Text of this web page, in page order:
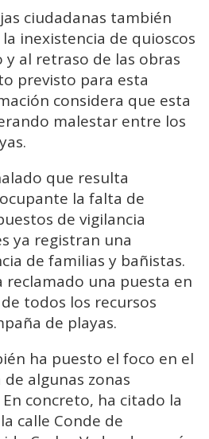
ciudadanas también
inexistencia de quioscos
al retraso de las obras
previsto para esta
considera que esta
malestar entre los
que resulta
la falta de
de vigilancia
ya registran una
de familias y bañistas.
reclamado una puesta en
todos los recursos
de playas.
ha puesto el foco en el
algunas zonas
concreto, ha citado la
calle Conde de